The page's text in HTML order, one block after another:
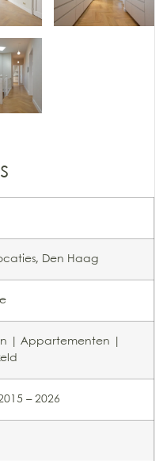
Den Haag
| Appartementen |
– 2026